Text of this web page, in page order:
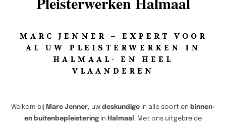
MARC JENNER – EXPERT VOOR
AL UW PLEISTERWERKEN IN
HALMAAL- EN HEEL
VLAANDEREN
Welkom bij Marc Jenner, uw deskundigein alle soort en binnen-
en buitenbepleistering in Halmaal . Met ons uitgebreide